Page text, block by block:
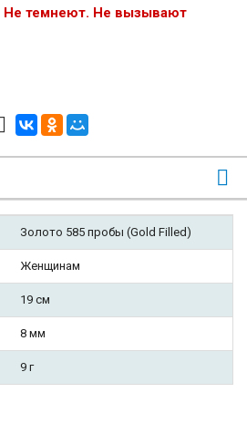
Не темнеют. Не вызывают
Золото 585 пробы (Gold Filled)
Женщинам
19 см
8 мм
9 г